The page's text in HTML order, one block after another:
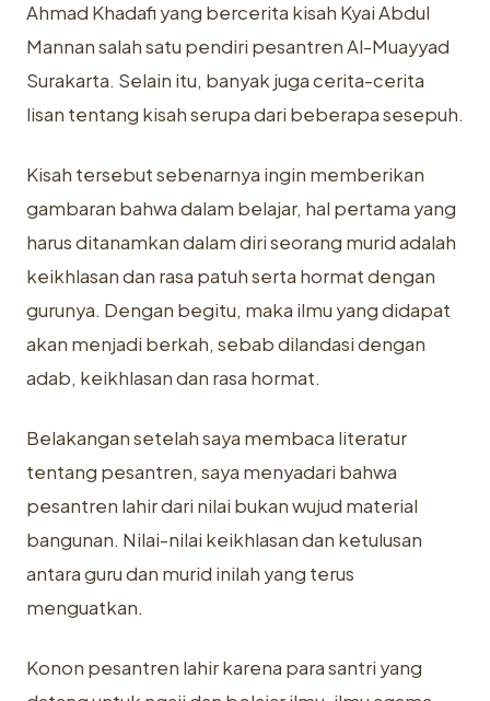
Ahmad Khadafi yang bercerita kisah Kyai Abdul
Mannan salah satu pendiri pesantren Al-Muayyad
Surakarta. Selain itu, banyak juga cerita-cerita
lisan tentang kisah serupa dari beberapa sesepuh.
Kisah tersebut sebenarnya ingin memberikan
gambaran bahwa dalam belajar, hal pertama yang
harus ditanamkan dalam diri seorang murid adalah
keikhlasan dan rasa patuh serta hormat dengan
gurunya. Dengan begitu, maka ilmu yang didapat
akan menjadi berkah, sebab dilandasi dengan
adab, keikhlasan dan rasa hormat.
Belakangan setelah saya membaca literatur
tentang pesantren, saya menyadari bahwa
pesantren lahir dari nilai bukan wujud material
bangunan. Nilai-nilai keikhlasan dan ketulusan
antara guru dan murid inilah yang terus
menguatkan.
Konon pesantren lahir karena para santri yang